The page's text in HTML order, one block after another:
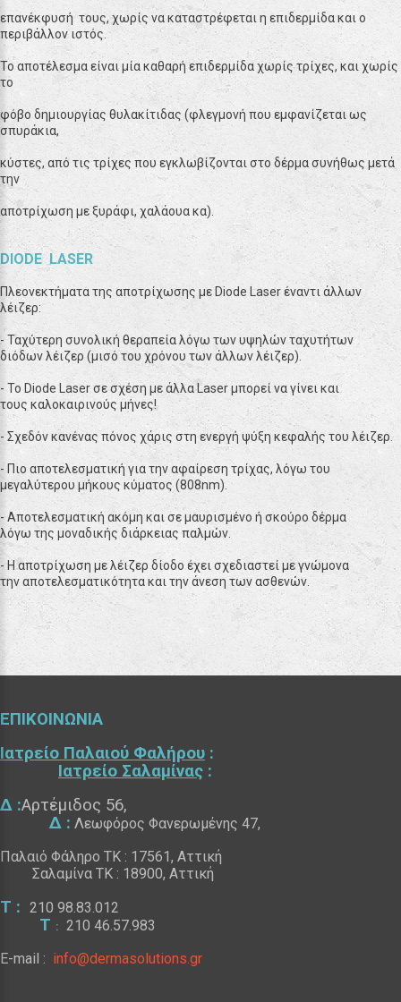
επανέκφυσή τους, χωρίς να καταστρέφεται η επιδερμίδα και ο
περιβάλλον ιστός.
Το αποτέλεσμα είναι μία καθαρή επιδερμίδα χωρίς τρίχες, και χωρίς
το
φόβο δημιουργίας θυλακίτιδας (φλεγμονή που εμφανίζεται ως
σπυράκια,
κύστες, από τις τρίχες που εγκλωβίζονται στο δέρμα συνήθως μετά
την
αποτρίχωση με ξυράφι, χαλάουα κα).
DIODE LASER
Πλεονεκτήματα της αποτρίχωσης με Diode Laser έναντι άλλων
λέιζερ:
- Ταχύτερη συνολική θεραπεία λόγω των υψηλών ταχυτήτων
διόδωνλέιζερ (μισό του χρόνου των άλλων λέιζερ).
- Το Diode Laser σε σχέση με άλλα Laser μπορεί να γίνει και
τους καλοκαιρινούς μήνες!
- Σχεδόν κανένας πόνος χάρις στη ενεργή ψύξη κεφαλής του λέιζερ.
- Πιο αποτελεσματική για την αφαίρεση τρίχας, λόγω του
μεγαλύτερου μήκους κύματος (808nm).
- Αποτελεσματική ακόμη και σε μαυρισμένο ή σκούρο δέρμα
λόγω της μοναδικής διάρκειας παλμών.
-Η αποτρίχωση με λέιζερ δίοδο έχει σχεδιαστεί με γνώμονα
τηναποτελεσματικότητα και την άνεση των ασθενών.
ΕΠΙΚΟΙΝΩΝΙΑ
Ιατρείο Παλαιού Φαλήρου :
Ιατρείο Σαλαμίνας :
Δ :Αρτέμιδος 56,
Δ : Λεωφόρος Φανερωμένης 47,
Παλαιό Φάληρο ΤΚ : 17561, Αττική
Σαλαμίνα ΤΚ : 18900, Αττική
Τ : 210 98.83.012
Τ :
210 46.57.983
E-mail : info@dermasolutions.gr